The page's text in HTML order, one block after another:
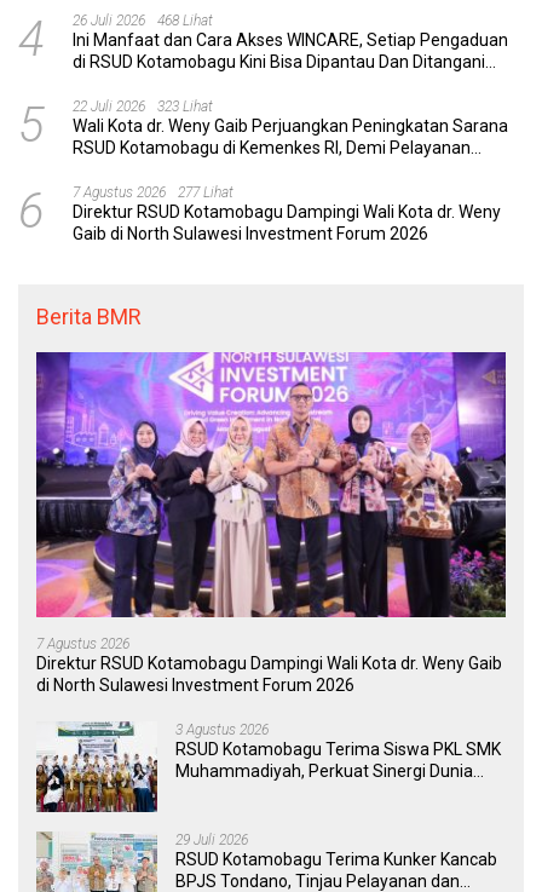
4 26 Juli 2026 468 Lihat
Ini Manfaat dan Cara Akses WINCARE, Setiap Pengaduan
di RSUD Kotamobagu Kini Bisa Dipantau Dan Ditangani
5 22 Juli 2026 323 Lihat
Wali Kota dr. Weny Gaib Perjuangkan Peningkatan Sarana
RSUD Kotamobagu di Kemenkes RI, Demi Pelayanan
6 7 Agustus 2026 277 Lihat
Direktur RSUD Kotamobagu Dampingi Wali Kota dr. Weny
Gaib di North Sulawesi Investment Forum 2026
Berita BMR
7 Agustus 2026
Direktur RSUD Kotamobagu Dampingi Wali Kota dr. Weny Gaib
di North Sulawesi Investment Forum 2026
3 Agustus 2026
RSUD Kotamobagu Terima Siswa PKL SMK
Muhammadiyah, Perkuat Sinergi Dunia
29 Juli 2026
RSUD Kotamobagu Terima Kunker Kancab
BPJS Tondano, Tinjau Pelayanan dan